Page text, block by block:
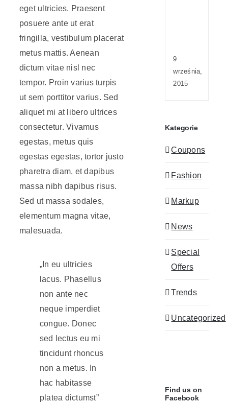
eget ultricies. Praesent
posuere ante ut erat
fringilla, vestibulum placerat
metus mattis. Aenean
dictum vitae nisl nec
tempor. Proin varius turpis
ut sem porttitor varius. Sed
aliquet mi at libero ultrices
consectetur. Vivamus
egestas, metus quis
egestas egestas, tortor justo
pharetra diam, et dapibus
massa nibh dapibus risus.
Sed ut massa sodales,
elementum magna vitae,
malesuada.
„In eu ultricies
lacus. Phasellus
non ante nec
neque imperdiet
congue. Donec
sed lectus eu mi
tincidunt rhoncus
non a metus. In
hac habitasse
platea dictumst”
9
września,
2015
Kategorie
Coupons
Fashion
Markup
News
Special
Offers
Trends
Uncategorized
Find us on
Facebook